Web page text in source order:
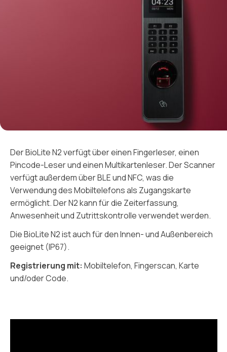
Der BioLite N2 verfügt über einen Fingerleser, einen
Pincode-Leser und einen Multikartenleser. Der Scanner
verfügt außerdem über BLE und NFC, was die
Verwendung des Mobiltelefons als Zugangskarte
ermöglicht. Der N2 kann für die Zeiterfassung,
Anwesenheit und Zutrittskontrolle verwendet werden.
Die BioLite N2 ist auch für den Innen- und Außenbereich
geeignet (IP67).
Registrierung mit: Mobiltelefon, Fingerscan, Karte
und/oder Code.